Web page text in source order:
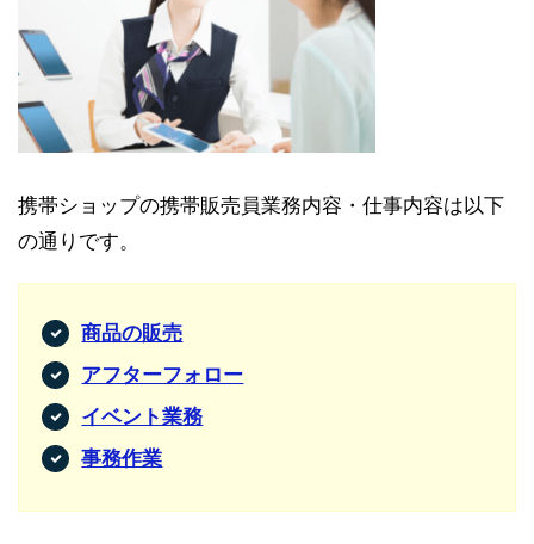
携帯ショップの携帯販売員業務内容・仕事内容は以下
の通りです。
商品の販売
アフターフォロー
イベント業務
事務作業